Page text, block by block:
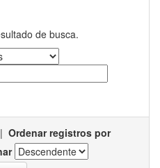
de busca.
| Ordenar registros por